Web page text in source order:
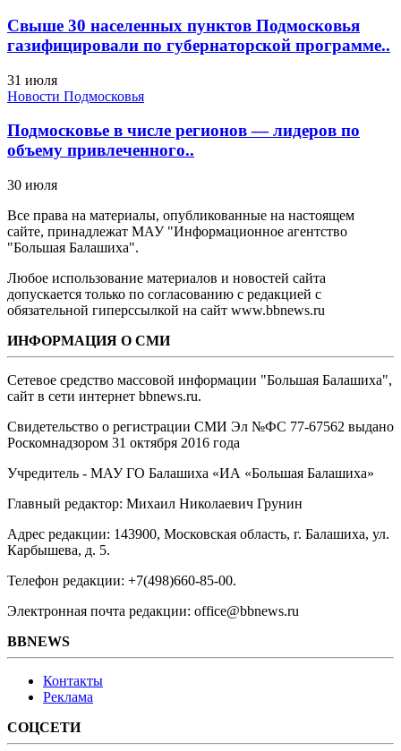
Свыше 30 населенных пунктов Подмосковья
газифицировали по губернаторской программе..
31 июля
Новости Подмосковья
Подмосковье в числе регионов — лидеров по
объему привлеченного..
30 июля
Все права на материалы, опубликованные на настоящем
сайте, принадлежат МАУ "Информационное агентство
"Большая Балашиха".
Любое использование материалов и новостей сайта
допускается только по согласованию с редакцией с
обязательной гиперссылкой на сайт www.bbnews.ru
ИНФОРМАЦИЯ О СМИ
Сетевое средство массовой информации "Большая Балашиха",
сайт в сети интернет bbnews.ru.
Свидетельство о регистрации СМИ Эл №ФС ‎77-67562 выдано
Роскомнадзором 31 октября 2016 года
Учредитель - МАУ ГО Балашиха «ИА «Большая Балашиха»
Главный редактор: Михаил Николаевич Грунин
Адрес редакции: 143900, Московская область, г. Балашиха, ул.
Карбышева, д. 5.
Телефон редакции: +7(498)660-85-00.
Электронная почта редакции: office@bbnews.ru
BBNEWS
Контакты
Реклама
СОЦСЕТИ